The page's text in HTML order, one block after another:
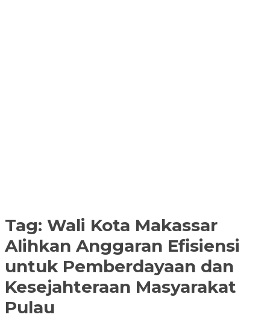
Tag: Wali Kota Makassar
Alihkan Anggaran Efisiensi
untuk Pemberdayaan dan
Kesejahteraan Masyarakat
Pulau